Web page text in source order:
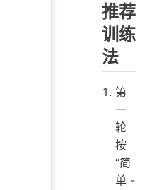
推荐
训练
法
第
一
轮
按
“简
单 -